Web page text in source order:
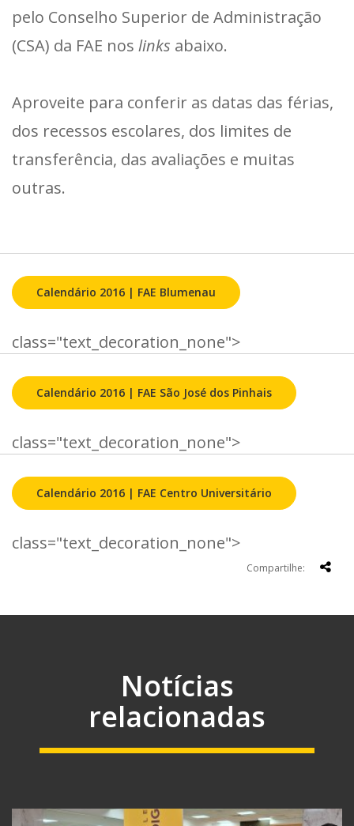
pelo Conselho Superior de Administração
(CSA) da FAE nos links abaixo.
Aproveite para conferir as datas das férias,
dos recessos escolares, dos limites de
transferência, das avaliações e muitas
outras.
Calendário 2016 | FAE Blumenau
class="text_decoration_none">
Calendário 2016 | FAE São José dos Pinhais
class="text_decoration_none">
Calendário 2016 | FAE Centro Universitário
class="text_decoration_none">
Compartilhe:
Notícias
relacionadas